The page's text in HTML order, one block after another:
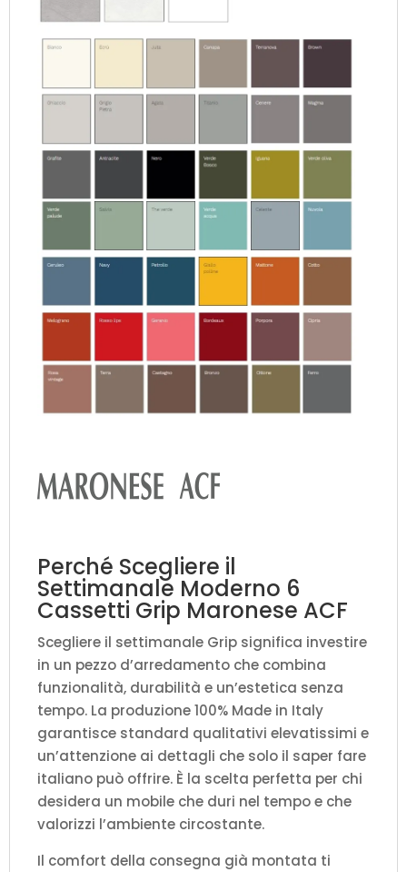
Perché Scegliere il
Settimanale Moderno 6
Cassetti Grip Maronese ACF
Scegliere il settimanale Grip significa investire
in un pezzo d’arredamento che combina
funzionalità, durabilità e un’estetica senza
tempo. La produzione 100% Made in Italy
garantisce standard qualitativi elevatissimi e
un’attenzione ai dettagli che solo il saper fare
italiano può offrire. È la scelta perfetta per chi
desidera un mobile che duri nel tempo e che
valorizzi l’ambiente circostante.
Il comfort della consegna già montata ti